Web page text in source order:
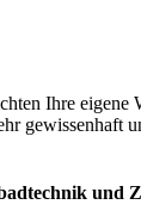
Ihre eigene
gewissenhaft
und